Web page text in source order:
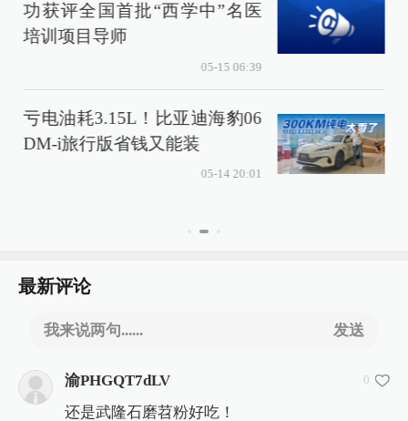
功获评全国首批“西学中”名医
培训项目导师
05-15 06:39
亏电油耗3.15L！比亚迪海豹06
DM-i旅行版省钱又能装
05-14 20:01
最新评论
我来说两句...... 发送
渝PHGQT7dLV 0
还是武隆石磨苕粉好吃！